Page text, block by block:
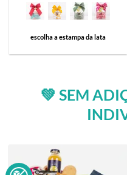
escolha a estampa da lata
💚 SEM